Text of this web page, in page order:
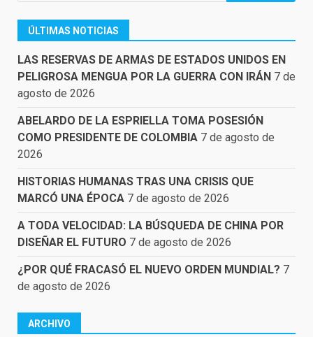
ÚLTIMAS NOTICIAS
LAS RESERVAS DE ARMAS DE ESTADOS UNIDOS EN
PELIGROSA MENGUA POR LA GUERRA CON IRÁN 7 de
agosto de 2026
ABELARDO DE LA ESPRIELLA TOMA POSESIÓN
COMO PRESIDENTE DE COLOMBIA 7 de agosto de
2026
HISTORIAS HUMANAS TRAS UNA CRISIS QUE
MARCÓ UNA ÉPOCA 7 de agosto de 2026
A TODA VELOCIDAD: LA BÚSQUEDA DE CHINA POR
DISEÑAR EL FUTURO 7 de agosto de 2026
¿POR QUÉ FRACASÓ EL NUEVO ORDEN MUNDIAL? 7
de agosto de 2026
ARCHIVO